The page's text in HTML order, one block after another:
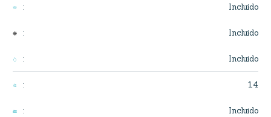
: Incluido
: Incluido
: Incluido
: 14
: Incluido